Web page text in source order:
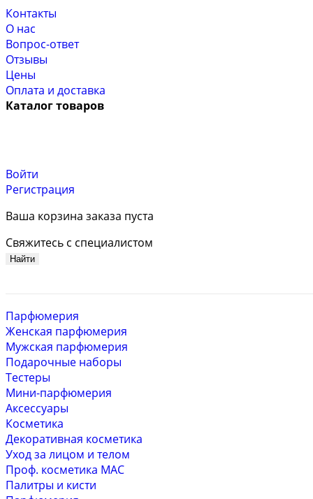
Контакты
О нас
Вопрос-ответ
Отзывы
Цены
Оплата и доставка
Каталог товаров
Войти
Регистрация
Ваша корзина заказа пуста
Свяжитесь с специалистом
Парфюмерия
Женская парфюмерия
Мужская парфюмерия
Подарочные наборы
Тестеры
Мини-парфюмерия
Аксессуары
Косметика
Декоративная косметика
Уход за лицом и телом
Проф. косметика MAC
Палитры и кисти